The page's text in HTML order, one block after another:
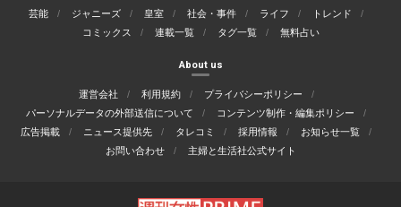
芸能 ジャニーズ 皇室 社会・事件 ライフ
トレンド
コミックス
連載一覧 タグ一覧 無料占い
About us
運営会社 利用規約
プライバシーポリシー
パーソナルデータの外部送信について
コンテンツ制作・編集ポリシー
広告掲載
ニュース提供先 タレコミ 採用情報
お知らせ一覧
お問い合わせ
主婦と生活社公式サイト